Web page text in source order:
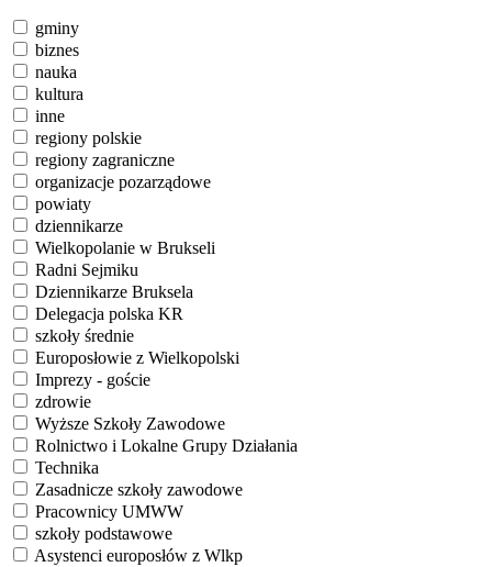
gminy
biznes
nauka
kultura
inne
regiony polskie
regiony zagraniczne
organizacje pozarządowe
powiaty
dziennikarze
Wielkopolanie w Brukseli
Radni Sejmiku
Dziennikarze Bruksela
Delegacja polska KR
szkoły średnie
Europosłowie z Wielkopolski
Imprezy - goście
zdrowie
Wyższe Szkoły Zawodowe
Rolnictwo i Lokalne Grupy Działania
Technika
Zasadnicze szkoły zawodowe
Pracownicy UMWW
szkoły podstawowe
Asystenci europosłów z Wlkp